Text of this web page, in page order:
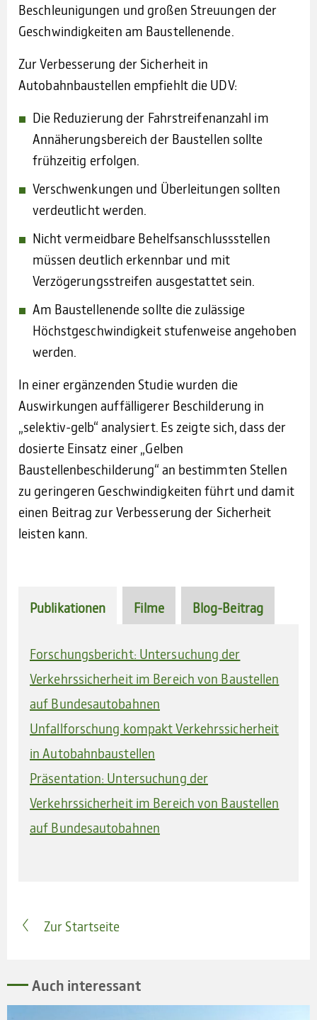
Beschleunigungen und großen Streuungen der
Geschwindigkeiten am Baustellenende.
Zur Verbesserung der Sicherheit in
Autobahnbaustellen empfiehlt die UDV:
Die Reduzierung der Fahrstreifenanzahl im
Annäherungsbereich der Baustellen sollte
frühzeitig erfolgen.
Verschwenkungen und Überleitungen sollten
verdeutlicht werden.
Nicht vermeidbare Behelfsanschlussstellen
müssen deutlich erkennbar und mit
Verzögerungsstreifen ausgestattet sein.
Am Baustellenende sollte die zulässige
Höchstgeschwindigkeit stufenweise angehoben
werden.
In einer ergänzenden Studie wurden die
Auswirkungen auffälligerer Beschilderung in
„selektiv-gelb“ analysiert. Es zeigte sich, dass der
dosierte Einsatz einer „Gelben
Baustellenbeschilderung“ an bestimmten Stellen
zu geringeren Geschwindigkeiten führt und damit
einen Beitrag zur Verbesserung der Sicherheit
leisten kann.
Publikationen Filme Blog-Beitrag
Forschungsbericht: Untersuchung der
Verkehrssicherheit im Bereich von Baustellen
auf Bundesautobahnen
Unfallforschung kompakt Verkehrssicherheit
in Autobahnbaustellen
Präsentation: Untersuchung der
Verkehrssicherheit im Bereich von Baustellen
auf Bundesautobahnen
Zur Startseite
Auch inter­essant